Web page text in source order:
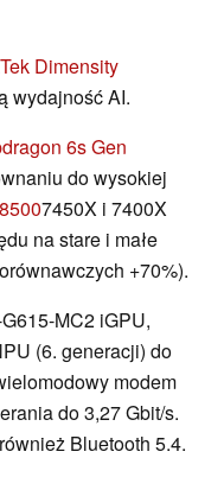
Dimensity
wydajność AI.
6s Gen
do wysokiej
7450X i 7400X
na stare i małe
+70%).
MC2 iGPU,
(6. generacji) do
modem
do 3,27 Gbit/s.
Bluetooth 5.4.